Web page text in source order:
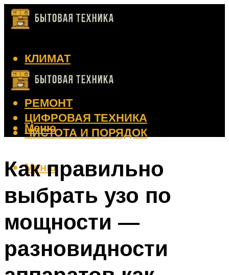
КЛИМАТ
КРАСОТА
КУХНЯ
РЕМОНТ
ЦИФРОВАЯ ТЕХНИКА
ЧИСТОТА И ПОРЯДОК
Меню
Меню
Как правильно
выбрать узо по
мощности —
разновидности